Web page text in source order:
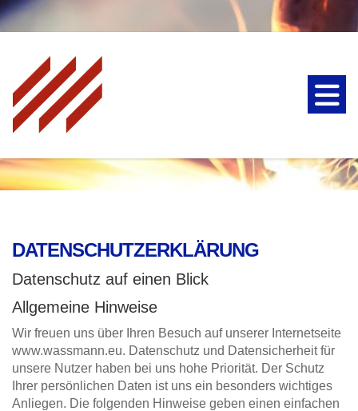
DATENSCHUTZERKLÄRUNG
Datenschutz auf einen Blick
Allgemeine Hinweise
Wir freuen uns über Ihren Besuch auf unserer Internetseite
www.wassmann.eu. Datenschutz und Datensicherheit für
unsere Nutzer haben bei uns hohe Priorität. Der Schutz
Ihrer persönlichen Daten ist uns ein besonders wichtiges
Anliegen. Die folgenden Hinweise geben einen einfachen